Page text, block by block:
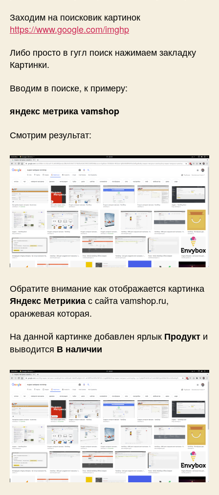
и
Заходим на поисковик картинок
https://www.google.com/imghp
Либо просто в гугл поиск нажимаем закладку
Картинки.
Вводим в поиске, к примеру:
яндекс метрика vamshop
Смотрим результат:
Обратите внимание как отображается картинка
Яндекс Метрикиас сайта vamshop.ru,
оранжевая которая.
На данной картинке добавлен ярлык Продукт и
выводится В наличии